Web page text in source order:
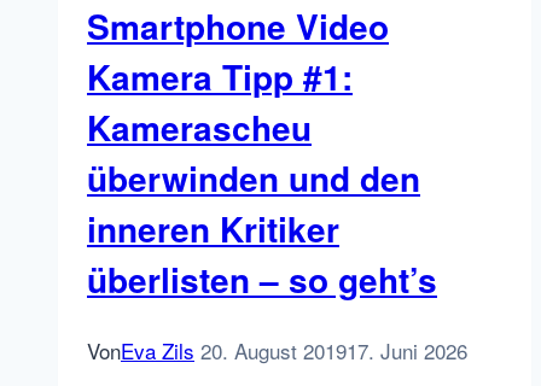
Markenkommunikation:
Warmup
und
Loslegen
(mit
Video)
Smartphone Video
Kamera Tipp #1:
Kamerascheu
überwinden und den
inneren Kritiker
überlisten – so geht’s
VonEva Zils 20. August 201917. Juni 2026